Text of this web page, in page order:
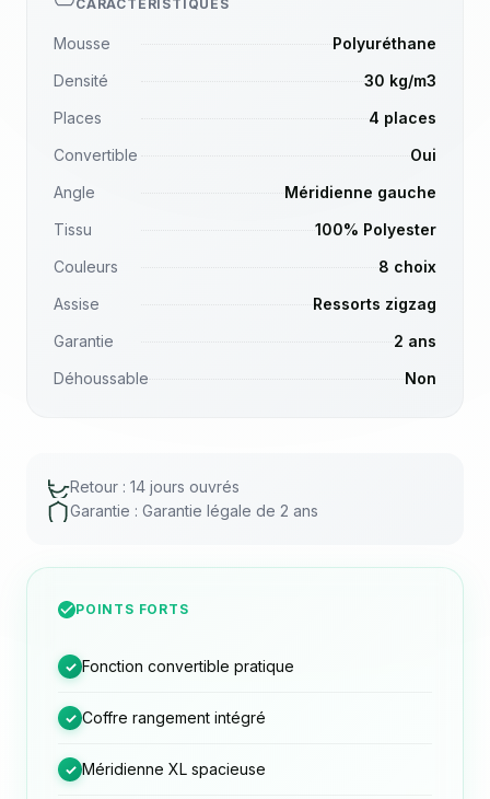
CARACTÉRISTIQUES
Mousse
Polyuréthane
Densité
30 kg/m3
Places
4 places
Convertible
Oui
Angle
Méridienne gauche
Tissu
100% Polyester
Couleurs
8 choix
Assise
Ressorts zigzag
Garantie
2 ans
Déhoussable
Non
Retour : 14 jours ouvrés
Garantie : Garantie légale de 2 ans
POINTS FORTS
✓ Fonction convertible pratique
✓ Coffre rangement intégré
✓ Méridienne XL spacieuse